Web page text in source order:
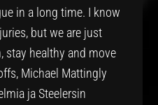
in a long time. I know
but we are just
stay healthy and move
Michael Mattingly
ja Steelersin